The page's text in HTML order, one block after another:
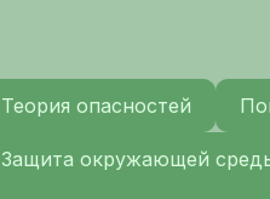
Теория опасностей
Защита окружающей